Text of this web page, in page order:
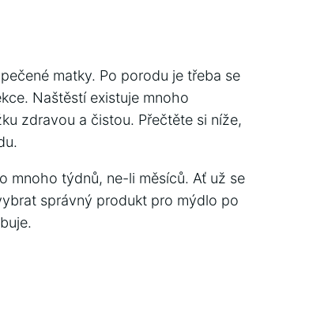
matky. Po porodu je třeba se
Naštěstí existuje mnoho
zdravou a čistou. Přečtěte si níže,
mnoho týdnů, ne-li měsíců. Ať už se
správný produkt pro mýdlo po